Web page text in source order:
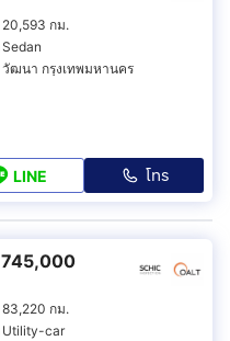
20,593 กม.
Sedan
วัฒนา กรุงเทพมหานคร
LINE โทร
745,000
83,220 กม.
Utility-car